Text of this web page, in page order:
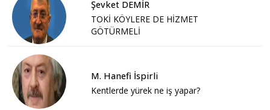
Şevket DEMİR
TOKİ KÖYLERE DE HİZMET
GÖTÜRMELİ
M. Hanefi İspirli
Kentlerde yürek ne iş yapar?